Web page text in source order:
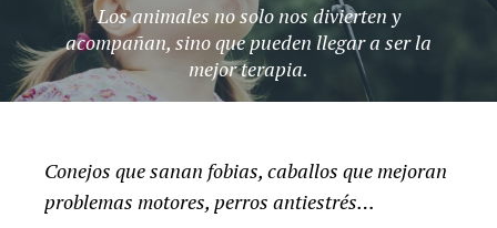
Los animales no solo nos divierten y
acompañan, sino que pueden llegar a ser la
mejor terapia.
Conejos que sanan fobias, caballos que mejoran
problemas motores, perros antiestrés…